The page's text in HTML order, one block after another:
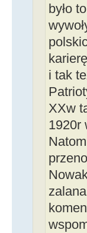
było
i tak
XXw
1920r